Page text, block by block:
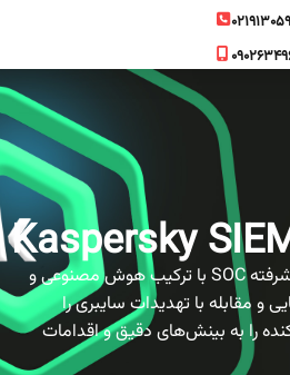
Kaspersky
Kaspersky SIEM پلتفرم پیشرفته SOC با ترکیب هوش مصنوعی و
و مقابله با تهدیدات سایبری را
را به بینش‌های دقیق و اقدامات